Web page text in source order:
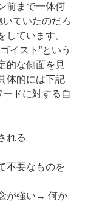
前まで一体何
いていたのだろ
しています。
イスト”という
的な側面を見
体的には下記
ードに対する自
れる
不要なものを
が強い→ 何か